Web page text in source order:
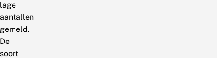
lage
aantallen
gemeld.
De
soort